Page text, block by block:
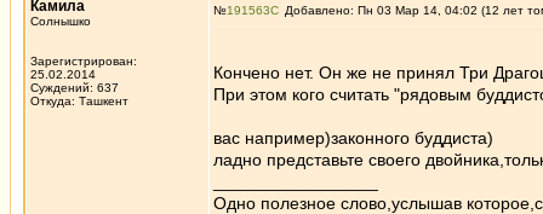
Камила
Солнышко
Зарегистрирован:
25.02.2014
Суждений: 637
Откуда: Ташкент
№191563 Добавлено: Пн 03 Мар 14, 04:02 (12 лет
Кончено нет. Он же не принял Три
При этом кого считать "рядовым
вас например)законного буддиста)
ладно представьте своего
Одно полезное слово,услышав